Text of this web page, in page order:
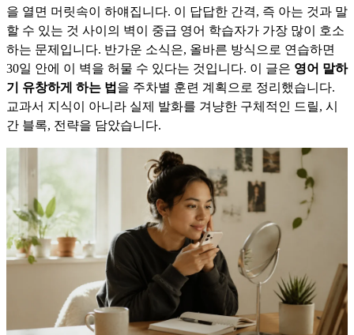
을 열면 머릿속이 하얘집니다. 이 답답한 간격, 즉 아는 것과 말
할 수 있는 것 사이의 벽이 중급 영어 학습자가 가장 많이 호소
하는 문제입니다. 반가운 소식은, 올바른 방식으로 연습하면
30일 안에 이 벽을 허물 수 있다는 것입니다. 이 글은 영어 말하
기 유창하게 하는 법 을 주차별 훈련 계획으로 정리했습니다.
교과서 지식이 아니라 실제 발화를 겨냥한 구체적인 드릴, 시
간 블록, 전략을 담았습니다.